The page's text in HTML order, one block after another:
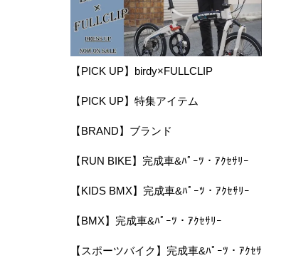
【PICK UP】birdy×FULLCLIP
【PICK UP】特集アイテム
【BRAND】ブランド
【RUN BIKE】完成車&ﾊﾟｰﾂ・ｱｸｾｻﾘｰ
【KIDS BMX】完成車&ﾊﾟｰﾂ・ｱｸｾｻﾘｰ
【BMX】完成車&ﾊﾟｰﾂ・ｱｸｾｻﾘｰ
【スポーツバイク】完成車&ﾊﾟｰﾂ・ｱｸｾｻ